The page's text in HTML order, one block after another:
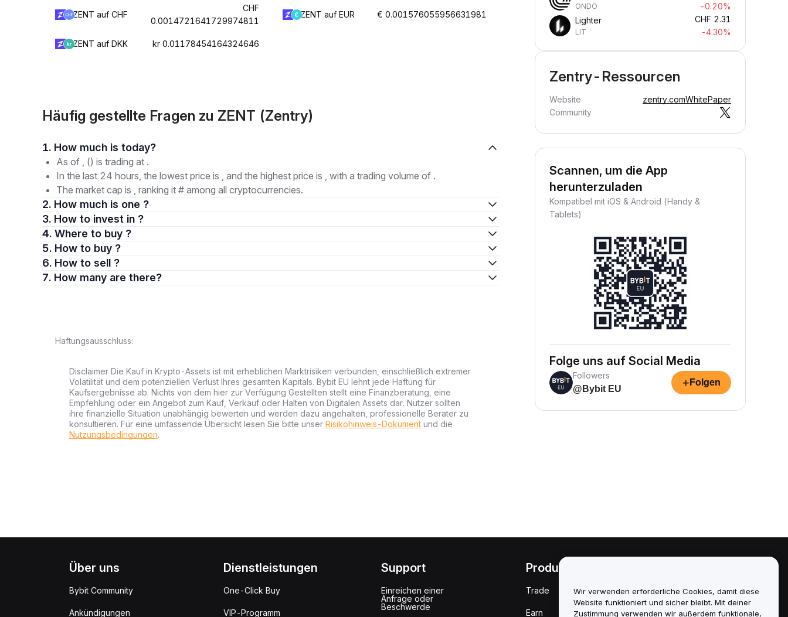
ZENT auf CHF
CHF
0.0014721641729974811
ZENT auf EUR € 0.001576055956631981
ZENT auf DKK kr 0.01178454164324646
Häufig gestellte Fragen zu ZENT (Zentry)
1. How much is today?
As of , () is trading at .
In the last 24 hours, the lowest price is , and the highest price is , with a trading volume of .
The market cap is , ranking it # among all cryptocurrencies.
2. How much is one ?
3. How to invest in ?
4. Where to buy ?
5. How to buy ?
6. How to sell ?
7. How many are there?
Haftungsausschluss:
Disclaimer Die Kauf in Krypto-Assets ist mit erheblichen Marktrisiken verbunden, einschließlich extremer
Volatilität und dem potenziellen Verlust Ihres gesamten Kapitals. Bybit EU lehnt jede Haftung für
Kaufsergebnisse ab. Nichts von dem hier zur Verfügung Gestellten stellt eine Finanzberatung, eine
Empfehlung oder ein Angebot zum Kauf, Verkauf oder Halten von Digitalen Assets dar. Nutzer sollten
ihre finanzielle Situation unabhängig bewerten und werden dazu angehalten, professionelle Berater zu
konsultieren. Für eine umfassende Übersicht lesen Sie bitte unser Risikohinweis-Dokument und die
Nutzungsbedingungen.
ONDO
-0.20%
Lighter
LIT
CHF 2.31
-4.30%
Zentry-Ressourcen
Website zentry.comWhitePaper
Community
Scannen, um die App
herunterzuladen
Kompatibel mit iOS & Android (Handy &
Tablets)
Folge uns auf Social Media
Followers
@Bybit EU
+ Folgen
Über uns
Bybit Community
Ankündigungen
Dienstleistungen
One-Click Buy
VIP-Programm
Support
Einreichen einer
Anfrage oder
Beschwerde
Produkte
Trade
Earn
Richtlinie zu
Interessenkonflikten
Wir verwenden erforderliche Cookies, damit diese
Website funktioniert und sicher bleibt. Mit deiner
Zustimmung verwenden wir außerdem funktionale,